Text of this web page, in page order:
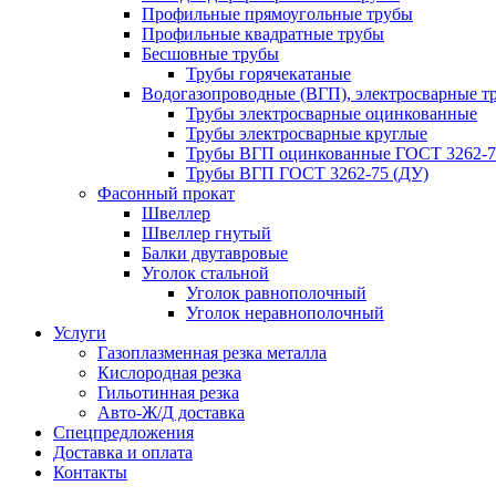
Профильные прямоугольные трубы
Профильные квадратные трубы
Бесшовные трубы
Трубы горячекатаные
Водогазопроводные (ВГП), электросварные
Трубы электросварные оцинкованные
Трубы электросварные круглые
Трубы ВГП оцинкованные ГОСТ 3262-
Трубы ВГП ГОСТ 3262-75 (ДУ)
Фасонный прокат
Швеллер
Швеллер гнутый
Балки двутавровые
Уголок стальной
Уголок равнополочный
Уголок неравнополочный
Услуги
Газоплазменная резка металла
Кислородная резка
Гильотинная резка
Авто-Ж/Д доставка
Спецпредложения
Доставка и оплата
Контакты